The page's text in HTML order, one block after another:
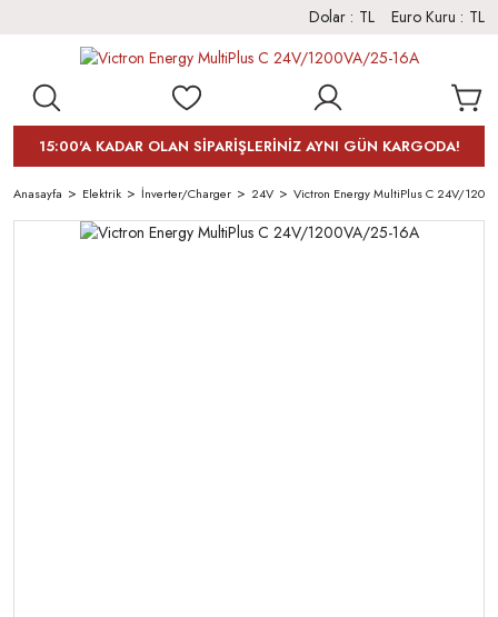
Dolar : TL Euro Kuru : TL
15:00'A KADAR OLAN SİPARİŞLERİNİZ AYNI GÜN KARGODA!
Anasayfa Elektrik İnverter/Charger 24V Victron Energy MultiPlus C 24V/